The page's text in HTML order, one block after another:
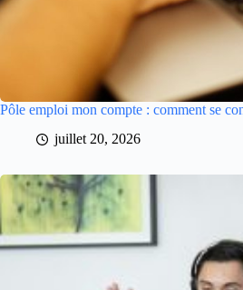
Pôle emploi mon compte : comment se
juillet 20, 2026